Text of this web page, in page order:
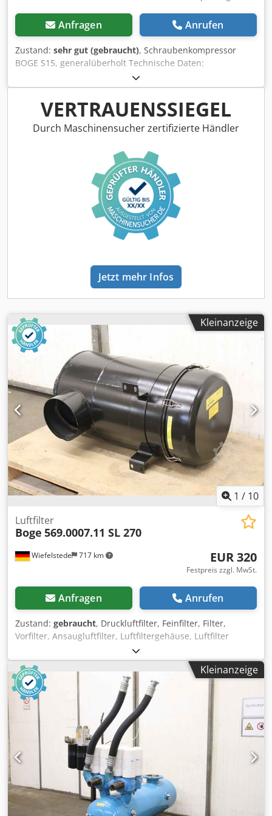
Anfragen Anrufen
Zustand: sehr gut (gebraucht), Schraubenkompressor
BOGE S15, generalüberholt Technische Daten:
Förderleistung: 1,45 m³/min (1450 l/min); Motorleistung: 11
kW; Dcjdpfxeyfpf Es Aa Dok Maximaldruck: 10 bar; Baujahr:
2003; Betriebsstunden: 11320 h; Nettopreis: 6200 PLN
Bruttopreis: 7626 PLN
VERTRAUENSSIEGEL
Durch Maschinensucher zertifizierte Händler
Jetzt mehr Infos
Kleinanzeige
1 / 10
Wiefelstede 717 km
Luftfilter
Boge 569.0007.11 SL 270
EUR 320
Festpreis zzgl. MwSt.
Anfragen Anrufen
Zustand: gebraucht, Druckluftfilter, Feinfilter, Filter,
Vorfilter, Ansaugluftfilter, Luftfiltergehäuse, Luftfilter
Gehäuse, Generator Luftfilter -Hersteller: Boge,
Ansaugfilter aus Kompressor Typ SL 270 -Typ: 569.0007.11
-Ansaugfilterpatrone: 569.0007.31 -Wartungsanzeige:
569000503 Dcsdpfxjppdhgs Aa Dsk -Abmessungen:
530/440/H850 mm -Gewicht: 28 kg
Kleinanzeige